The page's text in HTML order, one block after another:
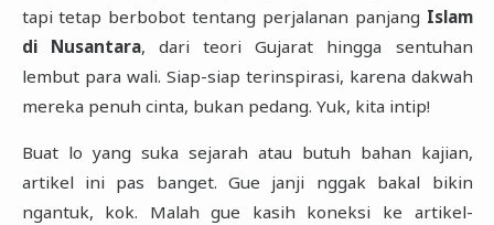
tapi tetap berbobot tentang perjalanan panjang Islam
di Nusantara, dari teori Gujarat hingga sentuhan
lembut para wali. Siap-siap terinspirasi, karena dakwah
mereka penuh cinta, bukan pedang. Yuk, kita intip!
Buat lo yang suka sejarah atau butuh bahan kajian,
artikel ini pas banget. Gue janji nggak bakal bikin
ngantuk, kok. Malah gue kasih koneksi ke artikel-